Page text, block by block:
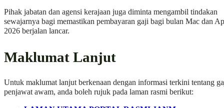
Pihak jabatan dan agensi kerajaan juga diminta mengambil tindakan
sewajarnya bagi memastikan pembayaran gaji bagi bulan Mac dan
2026 berjalan lancar.
Maklumat Lanjut
Untuk maklumat lanjut berkenaan dengan informasi terkini tentang
penjawat awam, anda boleh rujuk pada laman rasmi berikut: